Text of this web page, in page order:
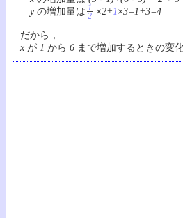
yの増加量は 1
2 ×2+1 ×3=1+3=4
だから，
x が 1 から 6 まで増加するときの変